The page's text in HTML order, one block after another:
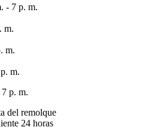
- 7 p. m.
m.
m.
m.
p. m.
del remolque
24 horas